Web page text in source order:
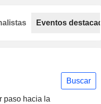
Buscar
paso hacia la
Eventos